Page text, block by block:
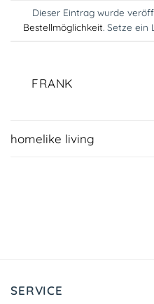
Dieser Eintrag wurde
Bestellmöglichkeit. Setze ein
FRANK
homelike living
SERVICE